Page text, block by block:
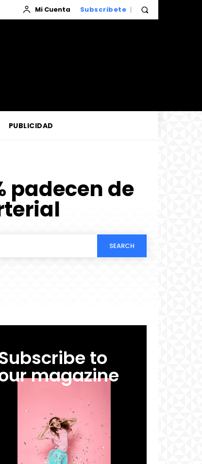
Mi Cuenta Subscribete
PUBLICIDAD
padecen de
SEARCH
to
magazine